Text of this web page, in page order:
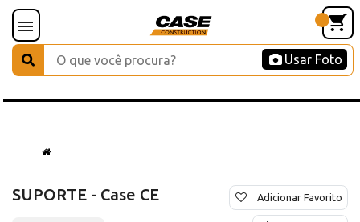
Usar Foto
SUPORTE - Case CE Adicionar Favorito